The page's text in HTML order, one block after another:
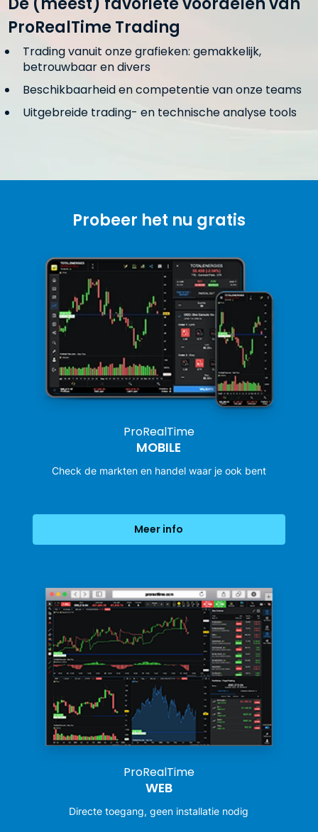
ProRealTime Trading
Trading vanuit onze grafieken: gemakkelijk,
betrouwbaar en divers
Beschikbaarheid en competentie van onze teams
Uitgebreide trading- en technische analyse tools
Probeer het nu gratis
ProRealTime
MOBILE
Check de markten en handel waar je ook bent
Meer info
ProRealTime
WEB
Directe toegang, geen installatie nodig